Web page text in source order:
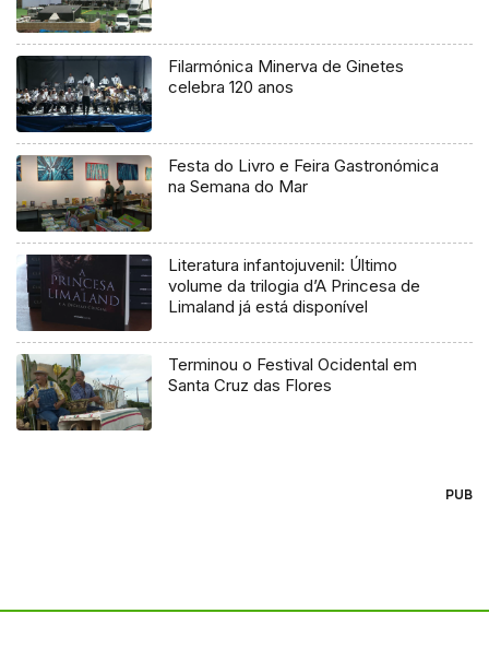
Filarmónica Minerva de Ginetes
celebra 120 anos
Festa do Livro e Feira Gastronómica
na Semana do Mar
Literatura infantojuvenil: Último
volume da trilogia d’A Princesa de
Limaland já está disponível
Terminou o Festival Ocidental em
Santa Cruz das Flores
PUB